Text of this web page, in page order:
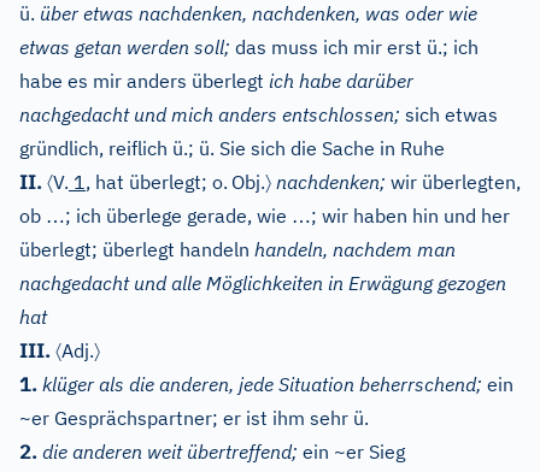
ü. über etwas nachdenken, nachdenken, was oder wie
etwas getan werden soll; das muss ich mir erst ü.; ich
habe es mir anders überlegt ich habe darüber
nachgedacht und mich anders entschlossen; sich etwas
gründlich, reiflich ü.; ü. Sie sich die Sache in Ruhe
II. 〈V. 1, hat überlegt; o. Obj.〉 nachdenken; wir überlegten,
ob …; ich überlege gerade, wie …; wir haben hin und her
überlegt; überlegt handeln handeln, nachdem man
nachgedacht und alle Möglichkeiten in Erwägung gezogen
hat
III. 〈Adj.〉
1. klüger als die anderen, jede Situation beherrschend; ein
~er Gesprächspartner; er ist ihm sehr ü.
2. die anderen weit übertreffend; ein ~er Sieg